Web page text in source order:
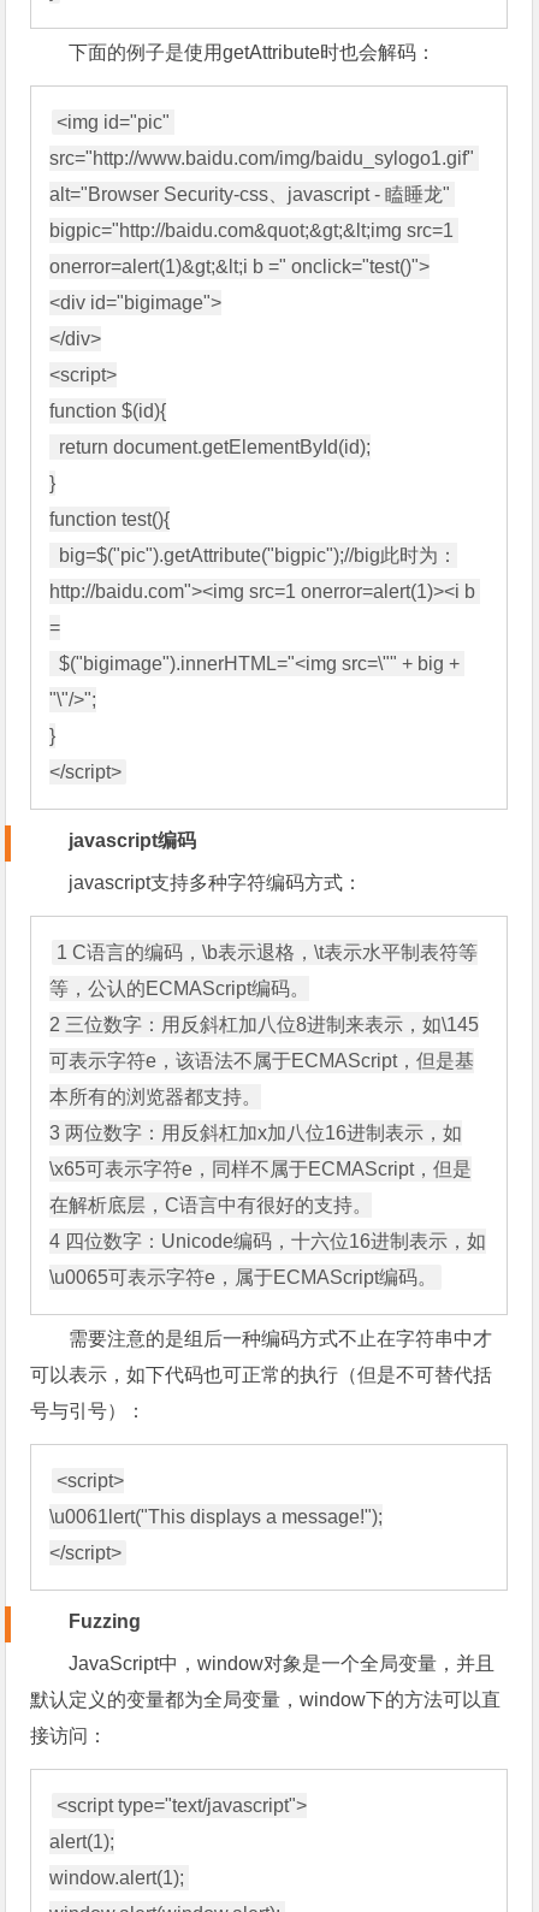
下面的例子是使用getAttribute时也会解码：
<img id="pic"
src="http://www.baidu.com/img/baidu_sylogo1.gif"
alt="Browser Security-css、javascript - 瞌睡龙"
bigpic="http://baidu.com&quot;&gt;&lt;img src=1
onerror=alert(1)&gt;&lt;i b =" onclick="test()">
<div id="bigimage">
</div>
<script>
function $(id){
}
function test(){
http://baidu.com"><img src=1 onerror=alert(1)><i b
=
  $("bigimage").innerHTML="<img src=\"" + big +
"\"/>";
}
javascript编码
javascript支持多种字符编码方式：
1 C语言的编码，\b表示退格，\t表示水平制表符等
等，公认的ECMAScript编码。
2 三位数字：用反斜杠加八位8进制来表示，如\145
可表示字符e，该语法不属于ECMAScript，但是基
本所有的浏览器都支持。
3 两位数字：用反斜杠加x加八位16进制表示，如
\x65可表示字符e，同样不属于ECMAScript，但是
在解析底层，C语言中有很好的支持。
4 四位数字：Unicode编码，十六位16进制表示，如
需要注意的是组后一种编码方式不止在字符串中才
可以表示，如下代码也可正常的执行（但是不可替代括
号与引号）：
<script>
\u0061lert("This displays a message!");
Fuzzing
JavaScript中，window对象是一个全局变量，并且
默认定义的变量都为全局变量，window下的方法可以直
接访问：
<script type="text/javascript">
alert(1);
window.alert(1);